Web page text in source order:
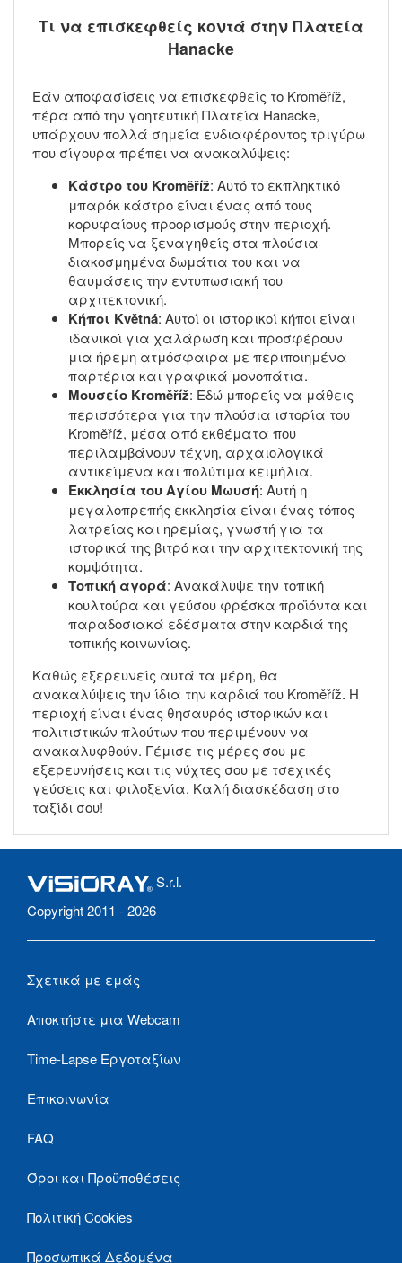
Τι να επισκεφθείς κοντά στην Πλατεία
Hanacke
Εάν αποφασίσεις να επισκεφθείς το Kroměříž,
πέρα από την γοητευτική Πλατεία Hanacke,
υπάρχουν πολλά σημεία ενδιαφέροντος τριγύρω
που σίγουρα πρέπει να ανακαλύψεις:
Κάστρο του Kroměříž: Αυτό το εκπληκτικό
μπαρόκ κάστρο είναι ένας από τους
κορυφαίους προορισμούς στην περιοχή.
Μπορείς να ξεναγηθείς στα πλούσια
διακοσμημένα δωμάτια του και να
θαυμάσεις την εντυπωσιακή του
αρχιτεκτονική.
Κήποι Květná: Αυτοί οι ιστορικοί κήποι είναι
ιδανικοί για χαλάρωση και προσφέρουν
μια ήρεμη ατμόσφαιρα με περιποιημένα
παρτέρια και γραφικά μονοπάτια.
Μουσείο Kroměříž: Εδώ μπορείς να μάθεις
περισσότερα για την πλούσια ιστορία του
Kroměříž, μέσα από εκθέματα που
περιλαμβάνουν τέχνη, αρχαιολογικά
αντικείμενα και πολύτιμα κειμήλια.
Εκκλησία του Αγίου Μωυσή: Αυτή η
μεγαλοπρεπής εκκλησία είναι ένας τόπος
λατρείας και ηρεμίας, γνωστή για τα
ιστορικά της βιτρό και την αρχιτεκτονική της
κομψότητα.
Τοπική αγορά: Ανακάλυψε την τοπική
κουλτούρα και γεύσου φρέσκα προϊόντα και
παραδοσιακά εδέσματα στην καρδιά της
τοπικής κοινωνίας.
Καθώς εξερευνείς αυτά τα μέρη, θα
ανακαλύψεις την ίδια την καρδιά του Kroměříž. Η
περιοχή είναι ένας θησαυρός ιστορικών και
πολιτιστικών πλούτων που περιμένουν να
ανακαλυφθούν. Γέμισε τις μέρες σου με
εξερευνήσεις και τις νύχτες σου με τσεχικές
γεύσεις και φιλοξενία. Καλή διασκέδαση στο
ταξίδι σου!
S.r.l.
Copyright 2011 - 2026
Σχετικά με εμάς
Αποκτήστε μια Webcam
Time-Lapse Εργοταξίων
Επικοινωνία
FAQ
Όροι και Προϋποθέσεις
Πολιτική Cookies
Προσωπικά Δεδομένα